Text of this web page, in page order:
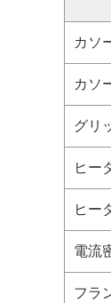
カソ
カソ
グリ
ヒー
ヒー
電流
フラ